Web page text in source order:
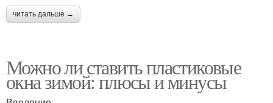
читать дальше →
Можно ли ставить пластиковые
окна зимой: плюсы и минусы